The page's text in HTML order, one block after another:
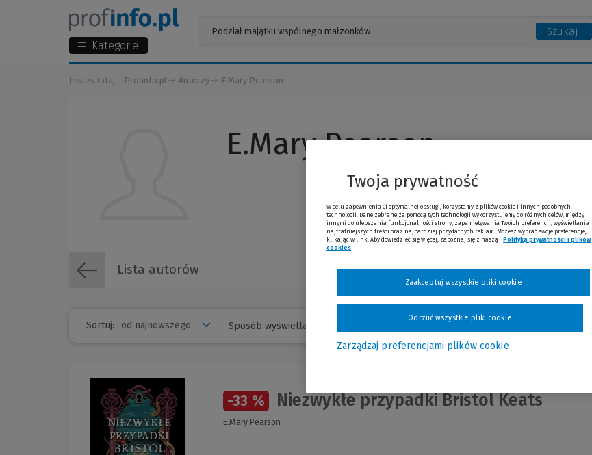
Kategorie
Szukaj
Jesteś tutaj: Profinfo.pl Autorzy E.Mary Pearson
E.Mary Pearson
Lista autorów
Sortuj: Sposób wyświetlania
-33 % Niezwykłe przypadki Bristol Keats
E.Mary Pearson
Twoja prywatność
W celu zapewnienia Ci optymalnej obsługi, korzystamy z plików cookie i innych podobnych
technologii. Dane zebrane za pomocą tych technologii wykorzystujemy do różnych celów, między
innymi do ulepszania funkcjonalności strony, zapamiętywania Twoich preferencji, wyświetlania
najtrafniejszych treści oraz najbardziej przydatnych reklam. Możesz wybrać swoje preferencje,
klikając w link. Aby dowiedzieć się więcej, zapoznaj się z naszą
Polityką prywatności i plików
cookies
Zarządzaj preferencjami plików cookie
Odrzuć wszystkie pliki cookie
Zaakceptuj wszystkie pliki cookie